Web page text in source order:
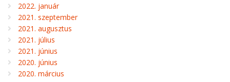
2022. január
2021. szeptember
2021. augusztus
2021. július
2021. június
2020. június
2020. március